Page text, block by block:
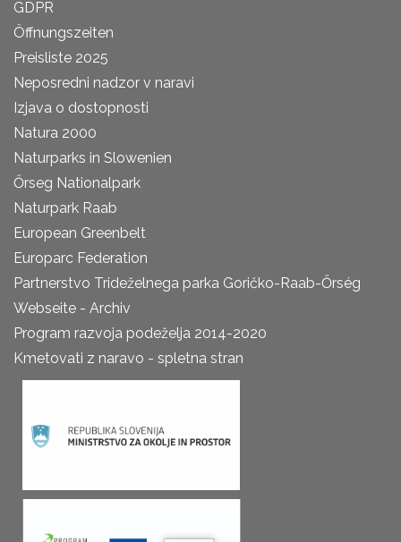
GDPR
Öffnungszeiten
Preisliste 2025
Neposredni nadzor v naravi
Izjava o dostopnosti
Natura 2000
Naturparks in Slowenien
Őrseg Nationalpark
Naturpark Raab
European Greenbelt
Europarc Federation
Partnerstvo Trideželnega parka Goričko-Raab-Őrség
Webseite - Archiv
Program razvoja podeželja 2014-2020
Kmetovati z naravo - spletna stran